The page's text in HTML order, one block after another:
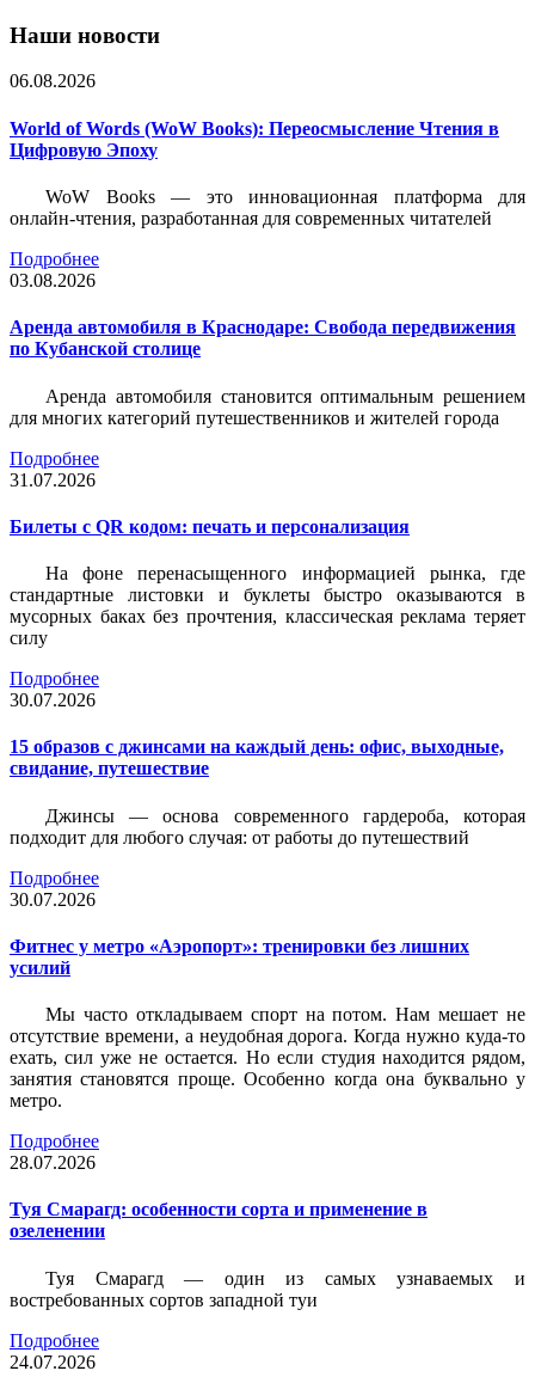
Наши новости
06.08.2026
World of Words (WoW Books): Переосмысление Чтения в
Цифровую Эпоху
WoW Books — это инновационная платформа для
онлайн-чтения, разработанная для современных читателей
Подробнее
03.08.2026
Аренда автомобиля в Краснодаре: Свобода передвижения
по Кубанской столице
Аренда автомобиля становится оптимальным решением
для многих категорий путешественников и жителей города
Подробнее
31.07.2026
Билеты c QR кодом: печать и персонализация
На фоне перенасыщенного информацией рынка, где
стандартные листовки и буклеты быстро оказываются в
мусорных баках без прочтения, классическая реклама теряет
силу
Подробнее
30.07.2026
15 образов с джинсами на каждый день: офис, выходные,
свидание, путешествие
Джинсы — основа современного гардероба, которая
подходит для любого случая: от работы до путешествий
Подробнее
30.07.2026
Фитнес у метро «Аэропорт»: тренировки без лишних
усилий
Мы часто откладываем спорт на потом. Нам мешает не
отсутствие времени, а неудобная дорога. Когда нужно куда-то
ехать, сил уже не остается. Но если студия находится рядом,
занятия становятся проще. Особенно когда она буквально у
метро.
Подробнее
28.07.2026
Туя Смарагд: особенности сорта и применение в
озеленении
Туя Смарагд — один из самых узнаваемых и
востребованных сортов западной туи
Подробнее
24.07.2026